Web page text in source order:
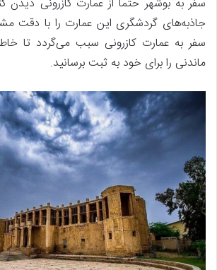
جاذبه‌های گردشگری این عمارت را با دقت
سفر به عمارت کازرونی سبب می‌گردد تا
ماندنی را برای خود به ثبت برسانید.